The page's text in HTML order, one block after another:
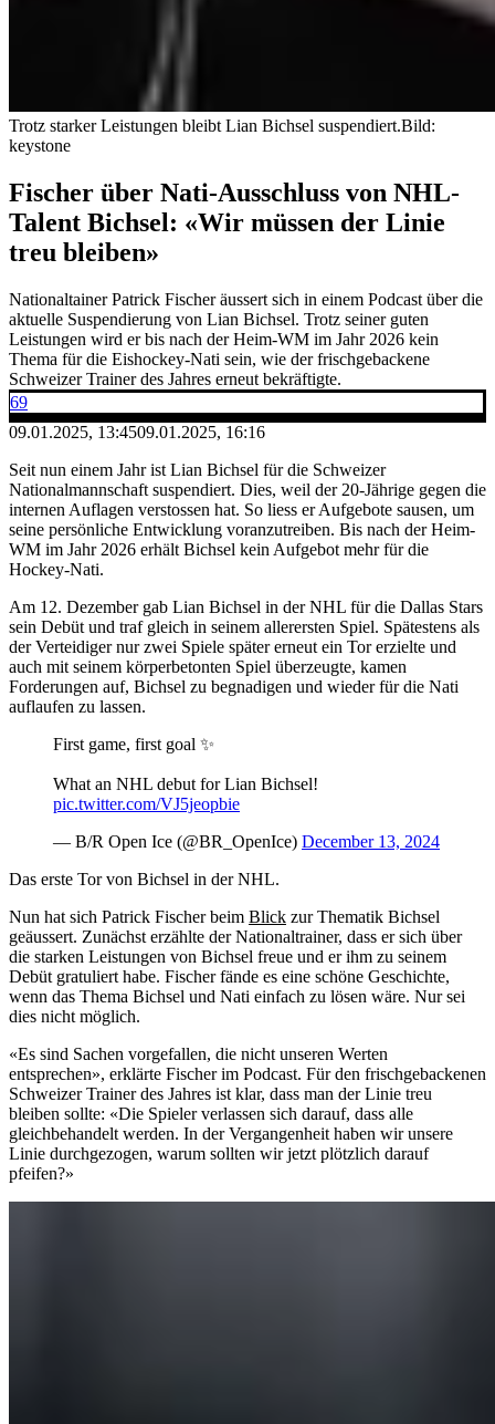
Trotz starker Leistungen bleibt Lian Bichsel suspendiert.Bild:
keystone
Fischer über Nati-Ausschluss von NHL-
Talent Bichsel: «Wir müssen der Linie
treu bleiben»
Nationaltainer Patrick Fischer äussert sich in einem Podcast über die
aktuelle Suspendierung von Lian Bichsel. Trotz seiner guten
Leistungen wird er bis nach der Heim-WM im Jahr 2026 kein
Thema für die Eishockey-Nati sein, wie der frischgebackene
Schweizer Trainer des Jahres erneut bekräftigte.
69
09.01.2025, 13:4509.01.2025, 16:16
Seit nun einem Jahr ist Lian Bichsel für die Schweizer
Nationalmannschaft suspendiert. Dies, weil der 20-Jährige gegen die
internen Auflagen verstossen hat. So liess er Aufgebote sausen, um
seine persönliche Entwicklung voranzutreiben. Bis nach der Heim-
WM im Jahr 2026 erhält Bichsel kein Aufgebot mehr für die
Hockey-Nati.
Am 12. Dezember gab Lian Bichsel in der NHL für die Dallas Stars
sein Debüt und traf gleich in seinem allerersten Spiel. Spätestens als
der Verteidiger nur zwei Spiele später erneut ein Tor erzielte und
auch mit seinem körperbetonten Spiel überzeugte, kamen
Forderungen auf, Bichsel zu begnadigen und wieder für die Nati
auflaufen zu lassen.
First game, first goal ✨
What an NHL debut for Lian Bichsel!
pic.twitter.com/VJ5jeopbie
— B/R Open Ice (@BR_OpenIce) December 13, 2024
Das erste Tor von Bichsel in der NHL.
Nun hat sich Patrick Fischer beim Blick zur Thematik Bichsel
geäussert. Zunächst erzählte der Nationaltrainer, dass er sich über
die starken Leistungen von Bichsel freue und er ihm zu seinem
Debüt gratuliert habe. Fischer fände es eine schöne Geschichte,
wenn das Thema Bichsel und Nati einfach zu lösen wäre. Nur sei
dies nicht möglich.
«Es sind Sachen vorgefallen, die nicht unseren Werten
entsprechen», erklärte Fischer im Podcast. Für den frischgebackenen
Schweizer Trainer des Jahres ist klar, dass man der Linie treu
bleiben sollte: «Die Spieler verlassen sich darauf, dass alle
gleichbehandelt werden. In der Vergangenheit haben wir unsere
Linie durchgezogen, warum sollten wir jetzt plötzlich darauf
pfeifen?»